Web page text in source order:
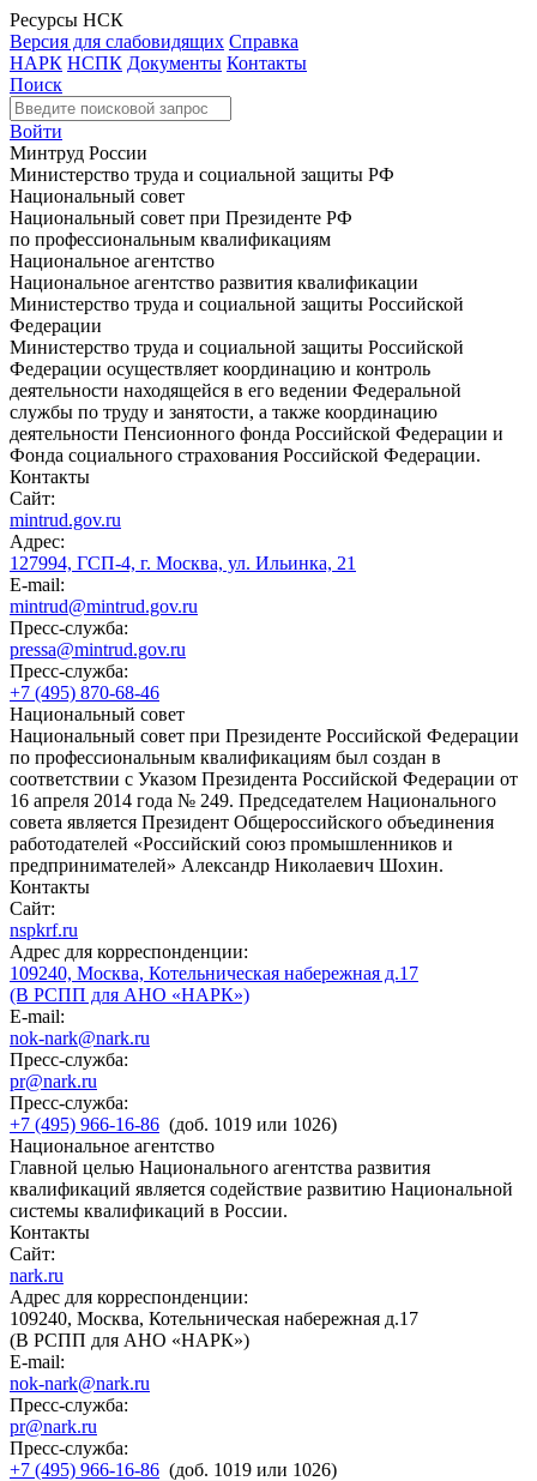
Ресурсы НСК
Версия для слабовидящих Справка
НАРК НСПК Документы Контакты
Поиск
Войти
Минтруд России
Министерство труда и социальной защиты РФ
Национальный совет
Национальный совет при Президенте РФ
по профессиональным квалификациям
Национальное агентство
Национальное агентство развития квалификации
Министерство труда и социальной защиты Российской
Федерации
Министерство труда и социальной защиты Российской
Федерации осуществляет координацию и контроль
деятельности находящейся в его ведении Федеральной
службы по труду и занятости, а также координацию
деятельности Пенсионного фонда Российской Федерации и
Фонда социального страхования Российской Федерации.
Контакты
Сайт:
mintrud.gov.ru
Адрес:
127994, ГСП-4, г. Москва, ул. Ильинка, 21
E-mail:
mintrud@mintrud.gov.ru
Пресс-служба:
pressa@mintrud.gov.ru
Пресс-служба:
+7 (495) 870-68-46
Национальный совет
Национальный совет при Президенте Российской Федерации
по профессиональным квалификациям был создан в
соответствии с Указом Президента Российской Федерации от
16 апреля 2014 года № 249. Председателем Национального
совета является Президент Общероссийского объединения
работодателей «Российский союз промышленников и
предпринимателей» Александр Николаевич Шохин.
Контакты
Сайт:
nspkrf.ru
Адрес для корреспонденции:
109240, Москва, Котельническая набережная д.17
(В РСПП для АНО «НАРК»)
E-mail:
nok-nark@nark.ru
Пресс-служба:
pr@nark.ru
Пресс-служба:
+7 (495) 966-16-86 (доб. 1019 или 1026)
Национальное агентство
Главной целью Национального агентства развития
квалификаций является содействие развитию Национальной
системы квалификаций в России.
Контакты
Сайт:
nark.ru
Адрес для корреспонденции:
109240, Москва, Котельническая набережная д.17
(В РСПП для АНО «НАРК»)
E-mail:
nok-nark@nark.ru
Пресс-служба:
pr@nark.ru
Пресс-служба:
+7 (495) 966-16-86 (доб. 1019 или 1026)